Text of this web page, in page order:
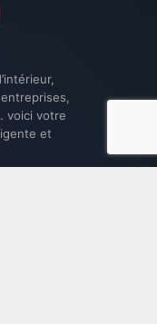
voici votre
et